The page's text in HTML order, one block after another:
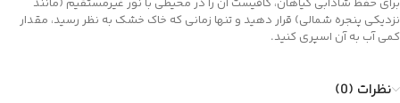
برای حفظ شادابی گیاهان، کافیست آن را در محیطی با نور غیرمستقیم (مانند
نزدیکی پنجره شمالی) قرار دهید و تنها زمانی که خاک خشک به نظر رسید، مقدار
کمی آب به آن اسپری کنید.
نظرات (0)